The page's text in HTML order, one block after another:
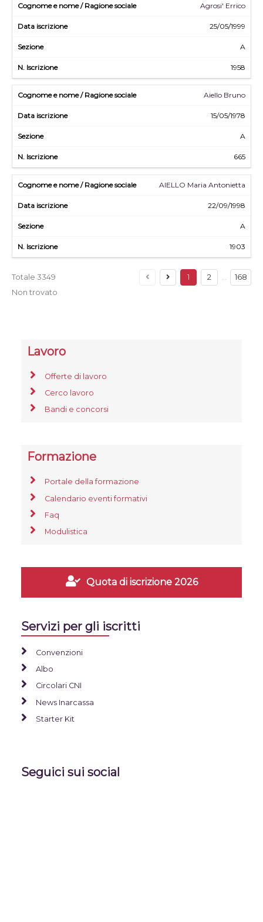
Agrosi' Errico
25/05/1999
A
1958
Aiello Bruno
15/05/1978
A
665
AIELLO Maria Antonietta
22/09/1998
A
1903
Totale 3349 1 2 …
168
Non trovato
Lavoro
Offerte di lavoro
Cerco lavoro
Bandi e concorsi
Formazione
Portale della formazione
Calendario eventi formativi
Faq
Modulistica
Quota di iscrizione 2026
Servizi per gli iscritti
Convenzioni
Albo
Circolari CNI
News Inarcassa
Starter Kit
Seguici sui social